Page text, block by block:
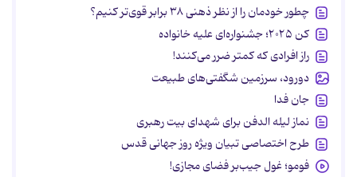
چطور خودمان را از نظر ذهنی ۳۸ برابر قوی‌تر کنیم؟
کن ۲۰۲۵؛ جشنواره‌ای علیه خانواده
راز افرادی که کمتر ضرر می‌کنند!
دورود، سرزمین شگفتی‌های طبیعت
جان فدا
نماز لیله الدفن برای شهدای بیت رهبری
طرح اختصاصی تبیان ویژه روز جهانی قدس
فومو؛ غول جیب‌بر فضای مجازی!